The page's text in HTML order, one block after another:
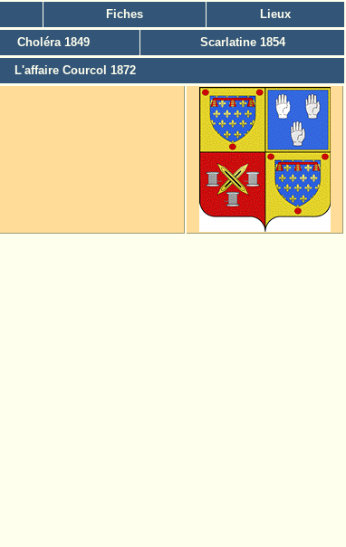
Fiches Lieux
Choléra 1849 Scarlatine 1854
L'affaire Courcol 1872